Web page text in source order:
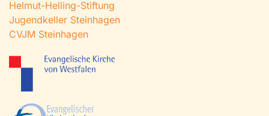
Helmut-Helling-Stiftung
Jugendkeller Steinhagen
CVJM Steinhagen